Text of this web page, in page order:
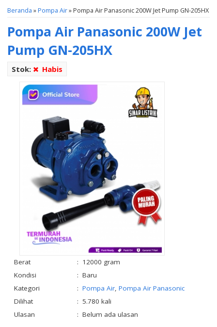
Beranda »Pompa Air»Pompa Air Panasonic 200W Jet Pump GN-205HX
Pompa Air Panasonic 200W Jet
Pump GN-205HX
Stok: Habis
Berat : 12000 gram
Kondisi
: Baru
Kategori
: Pompa Air Pompa Air Panasonic
Dilihat
: 5.780 kali
Ulasan
: Belum ada ulasan